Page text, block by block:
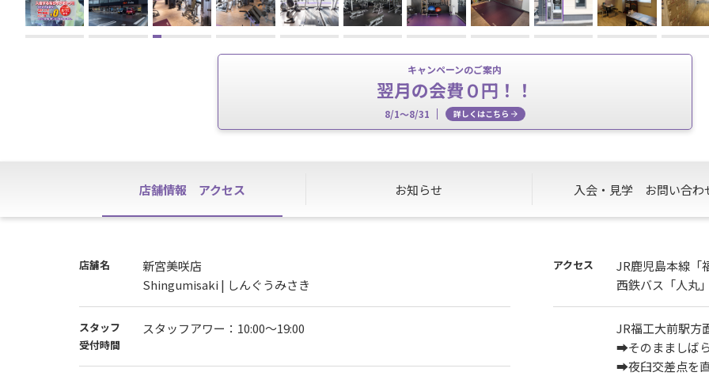
キャンペーンのご案内
翌月の会費０円！！
8/1～8/31 詳しくはこちら
店舗情報 アクセス お知らせ 入会・見学 お問い合わ
店舗名
新宮美咲店
Shingumisaki | しんぐうみさき
スタッフ
受付時間
スタッフアワー：10:00～19:00
アクセス
JR鹿児島本線「
西鉄バス「人丸
JR福工大前駅方
➡そのまましば
➡夜臼交差点を